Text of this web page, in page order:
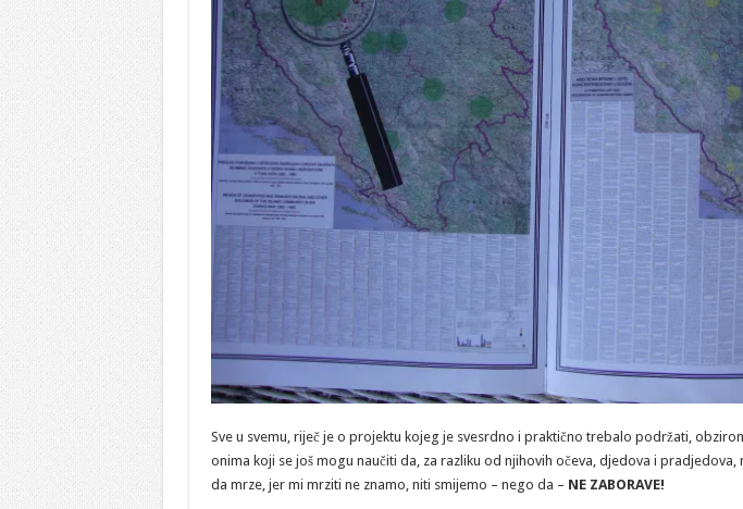
Sve u svemu, riječ je o projektu kojeg je svesrdno i praktično trebalo podržati,
onima koji se još mogu naučiti da, za razliku od njihovih očeva, djedova i pradjedova,
da mrze, jer mi mrziti ne znamo, niti smijemo – nego da – NE ZABORAVE!